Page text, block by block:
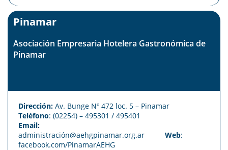
Pinamar
Asociación Empresaria Hotelera Gastronómica de
Pinamar
Dirección: Av. Bunge Nº 472 loc. 5 – Pinamar
Teléfono: (02254) – 495301 / 495401
Email:
administración@aehgpinamar.org.ar Web:
facebook.com/PinamarAEHG